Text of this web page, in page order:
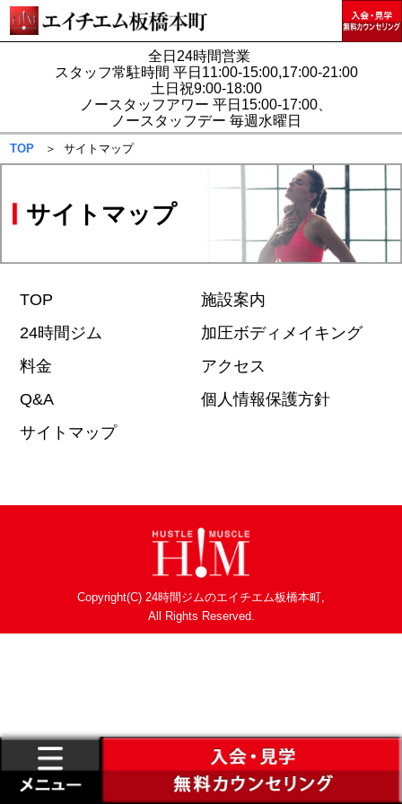
全日24時間営業
スタッフ常駐時間 平日11:00-15:00,17:00-21:00
土日祝9:00-18:00
ノースタッフアワー 平日15:00-17:00、
ノースタッフデー 毎週水曜日
TOP ＞ サイトマップ
サイトマップ
TOP
施設案内
24時間ジム
加圧ボディメイキング
料金
アクセス
Q&A
個人情報保護方針
サイトマップ
Copyright(C) 24時間ジムのエイチエム板橋本町,
All Rights Reserved.